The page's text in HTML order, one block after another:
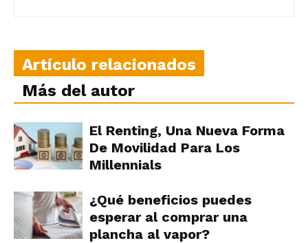
Artículo relacionados
Más del autor
El Renting, Una Nueva Forma
De Movilidad Para Los
Millennials
¿Qué beneficios puedes
esperar al comprar una
plancha al vapor?